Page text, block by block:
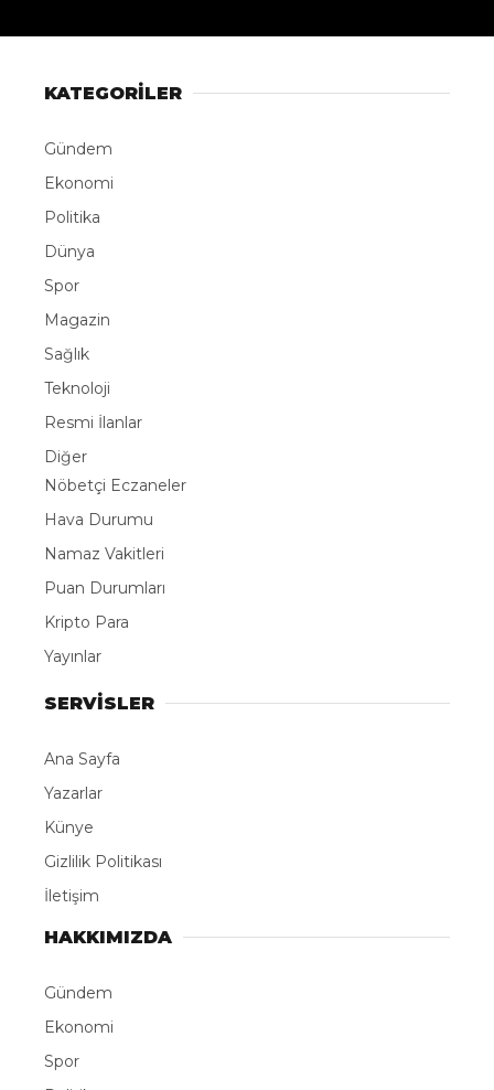
KATEGORİLER
Gündem
Ekonomi
Politika
Dünya
Spor
Magazin
Sağlık
Teknoloji
Resmi İlanlar
Diğer
Nöbetçi Eczaneler
Hava Durumu
Namaz Vakitleri
Puan Durumları
Kripto Para
Yayınlar
SERVİSLER
Ana Sayfa
Yazarlar
Künye
Gizlilik Politikası
İletişim
HAKKIMIZDA
Gündem
Ekonomi
Spor